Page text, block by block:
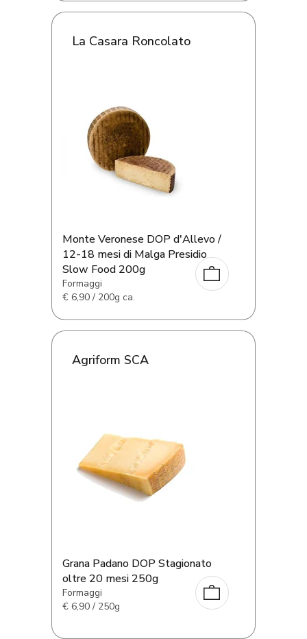
La Casara Roncolato
Monte Veronese DOP d'Allevo /
12-18 mesi di Malga Presidio
Slow Food 200g
Formaggi
€ 6,90 / 200g ca.
Agriform SCA
Grana Padano DOP Stagionato
oltre 20 mesi 250g
Formaggi
€ 6,90 / 250g